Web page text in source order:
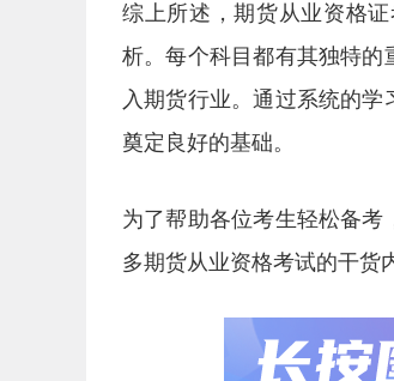
综上所述，期货从业资格
析。每个科目都有其独特
入期货行业。通过系统的
奠定良好的基础。
为了帮助各位考生轻松备
多期货从业资格考试的干货